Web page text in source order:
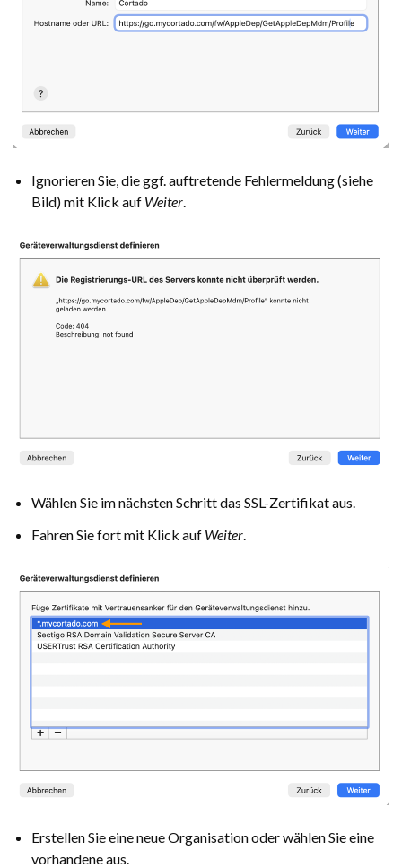
Ignorieren Sie, die ggf. auftretende Fehlermeldung (siehe
Bild) mit Klick auf Weiter
Wählen Sie im nächsten Schritt das SSL-Zertifikat aus.
Fahren Sie fort mit Klick auf Weiter
Erstellen Sie eine neue Organisation oder wählen Sie eine
vorhandene aus.